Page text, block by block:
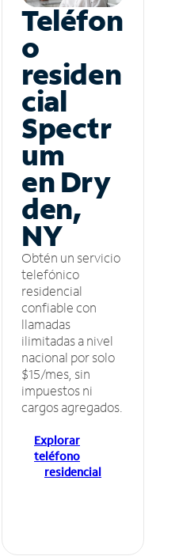
Teléfon
o
residen
cial
Spectr
um
en Dry
den,
NY
Obtén un servicio
telefónico
residencial
confiable con
llamadas
ilimitadas a nivel
nacional por solo
$15/mes, sin
impuestos ni
cargos agregados.
Explorar
teléfono
residencial